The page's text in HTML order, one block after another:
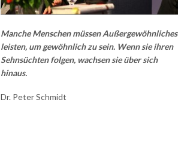
Manche Menschen müssen Außergewöhnliches
leisten, um gewöhnlich zu sein. Wenn sie ihren
Sehnsüchten folgen, wachsen sie über sich
hinaus.
Dr. Peter Schmidt